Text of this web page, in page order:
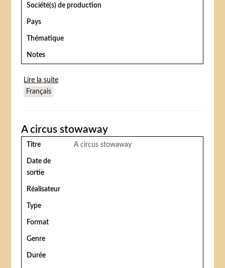
Société(s) de production
Pays
Thématique
Notes
Lire la suite
Français
A circus stowaway
Titre A circus stowaway
Date de
sortie
Réalisateur
Type
Format
Genre
Durée